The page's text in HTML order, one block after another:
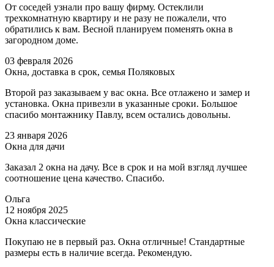
От соседей узнали про вашу фирму. Остеклили
трехкомнатную квартиру и не разу не пожалели, что
обратились к вам. Весной планируем поменять окна в
загородном доме.
03 февраля 2026
Окна, доставка в срок, семья Поляковых
Второй раз заказываем у вас окна. Все отлажено и замер и
установка. Окна привезли в указанные сроки. Большое
спасибо монтажнику Павлу, всем остались довольны.
23 января 2026
Окна для дачи
Заказал 2 окна на дачу. Все в срок и на мой взгляд лучшее
соотношение цена качество. Спасибо.
Ольга
12 ноября 2025
Окна классические
Покупаю не в первый раз. Окна отличные! Стандартные
размеры есть в наличие всегда. Рекомендую.